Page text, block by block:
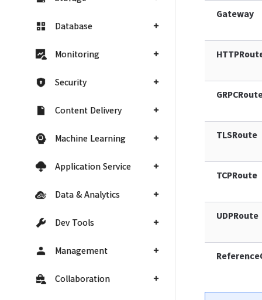
Database
Monitoring
Security
Content Delivery
Machine Learning
Application Service
Data & Analytics
Dev Tools
Management
Collaboration
Gateway
TLSRoute
TCPRoute
UDPRoute